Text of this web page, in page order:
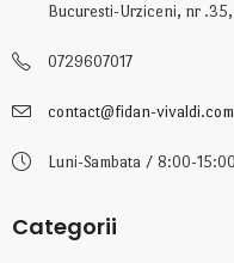
Bucuresti-Urziceni, nr
0729607017
contact@fidan-vivaldi.com
Luni-Sambata / 8:00-15:00
Categorii